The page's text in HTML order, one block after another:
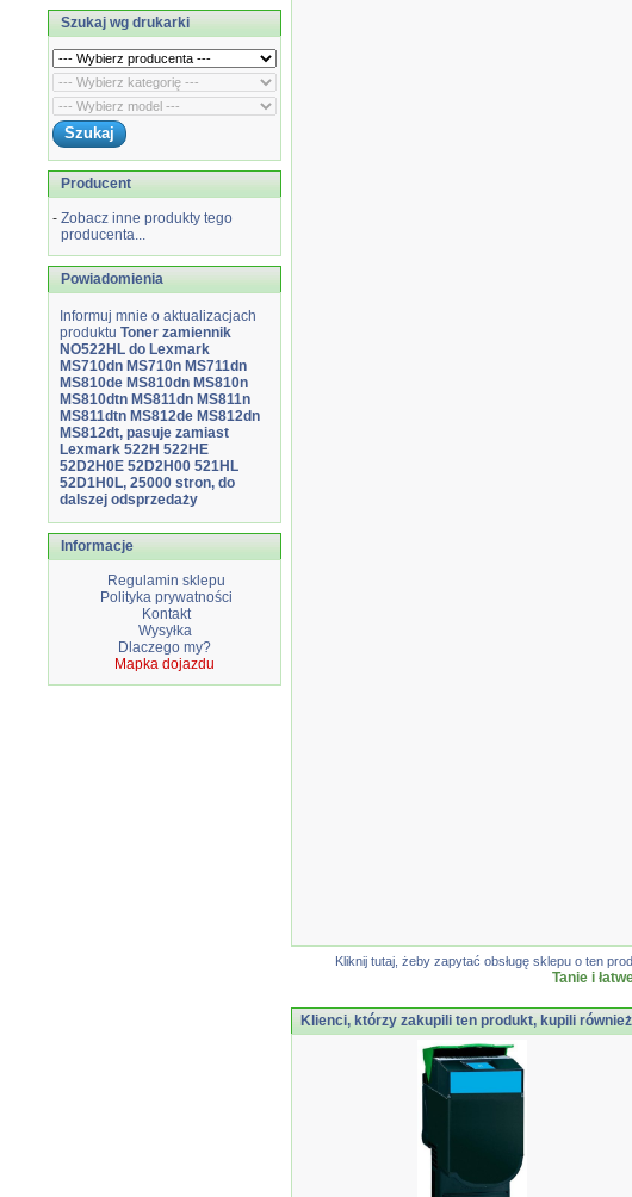
Szukaj wg drukarki
Producent
- Zobacz inne produkty tego
producenta...
Powiadomienia
Informuj mnie o aktualizacjach
produktu Toner zamiennik
NO522HL do Lexmark
MS710dn MS710n MS711dn
MS810de MS810dn MS810n
MS810dtn MS811dn MS811n
MS811dtn MS812de MS812dn
MS812dt, pasuje zamiast
Lexmark 522H 522HE
52D2H0E 52D2H00 521HL
52D1H0L, 25000 stron, do
dalszej odsprzedaży
Informacje
Regulamin sklepu
Polityka prywatności
Kontakt
Wysyłka
Dlaczego my?
Mapka dojazdu
Kliknij tutaj, żeby zapytać obsługę sklepu o ten
Tanie i
Klienci, którzy zakupili ten produkt, kupili